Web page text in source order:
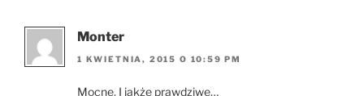
Monter
1 KWIETNIA, 2015 O 10:59 PM
Mocne. I jakże prawdziwe…